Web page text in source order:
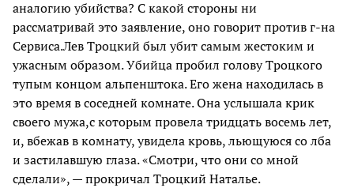
аналогию убийства? С какой стороны ни
рассматривай это заявление, оно говорит против г-на
Сервиса.Лев Троцкий был убит самым жестоким и
ужасным образом. Убийца пробил голову Троцкого
тупым концом альпенштока. Его жена находилась в
это время в соседней комнате. Она услышала крик
своего мужа,с которым провела тридцать восемь лет,
и, вбежав в комнату, увидела кровь, льющуюся со лба
и застилавшую глаза. «Смотри, что они со мной
сделали», — прокричал Троцкий Наталье.